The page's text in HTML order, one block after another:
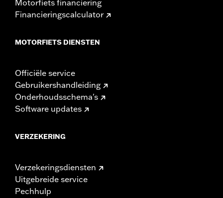
Motorfiets financiering
Financieringscalculator
MOTORFIETS DIENSTEN
Officiële service
Gebruikershandleiding
Onderhoudsschema's
Software updates
VERZEKERING
Verzekeringsdiensten
Uitgebreide service
Pechhulp